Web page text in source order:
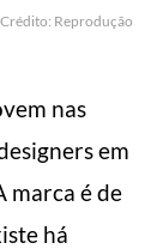
Crédito: Reprodução
nas
em
marca é de
há